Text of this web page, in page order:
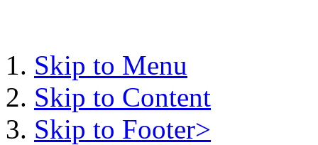
Skip to Menu
Skip to Content
Skip to Footer>